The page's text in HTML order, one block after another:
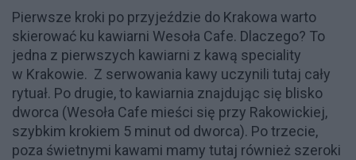
Pierwsze kroki po przyjeździe do Krakowa warto
skierować ku kawiarni Wesoła Cafe. Dlaczego? To
jedna z pierwszych kawiarni z kawą speciality
w Krakowie. Z serwowania kawy uczynili tutaj cały
rytuał. Po drugie, to kawiarnia znajdując się blisko
dworca (Wesoła Cafe mieści się przy Rakowickiej,
szybkim krokiem 5 minut od dworca). Po trzecie,
poza świetnymi kawami mamy tutaj również szeroki